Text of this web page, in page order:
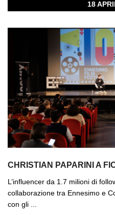
18
CHRISTIAN PAPARINI A
L’influencer da 1.7 milioni di
collaborazione tra Ennesimo e
con gli ...